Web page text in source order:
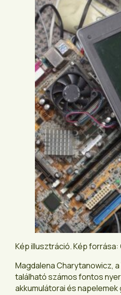
Kép illusztráció. Kép forrása:
Magdalena Charytanowicz,
található számos fontos
akkumulátorai és